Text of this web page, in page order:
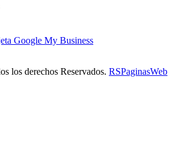
Google My Business
los derechos Reservados. RSPaginasWeb